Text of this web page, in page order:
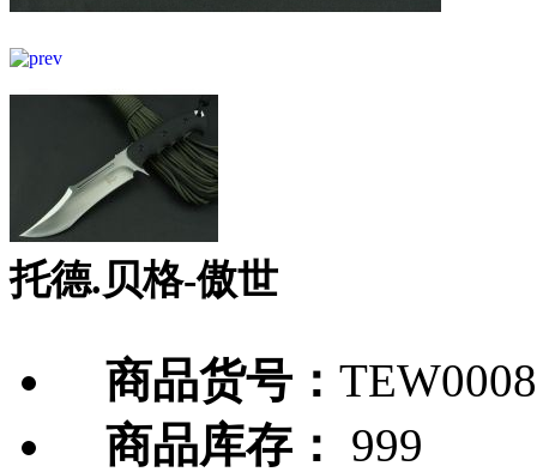
托德.贝格-傲世
商品货号：
商品库存：
999